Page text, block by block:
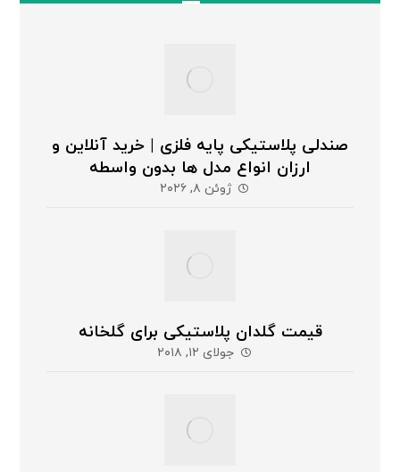
صندلی پلاستیکی پایه فلزی | خرید آنلاین و
ارزان انواع مدل ها بدون واسطه
ژوئن ۸, ۲۰۲۶
قیمت گلدان پلاستیکی برای گلخانه
جولای ۱۲, ۲۰۱۸